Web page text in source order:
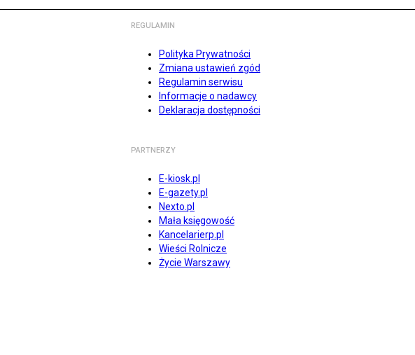
REGULAMIN
Polityka Prywatności
Zmiana ustawień zgód
Regulamin serwisu
Informacje o nadawcy
Deklaracja dostępności
PARTNERZY
E-kiosk.pl
E-gazety.pl
Nexto.pl
Mała księgowość
Kancelarierp.pl
Wieści Rolnicze
Życie Warszawy